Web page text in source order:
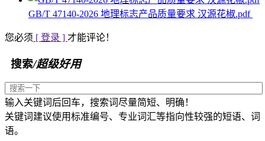
GB/T 47140-2026 地理标志产品质量要求 汉源花椒.pdf
您必须 [ 登录 ] 才能评论！
搜索/超级好用
输入关键词后回车，搜索词尽量简短、明确！
关键词建议使用标准编号、专业词汇等指向性较强的短语、词
语。